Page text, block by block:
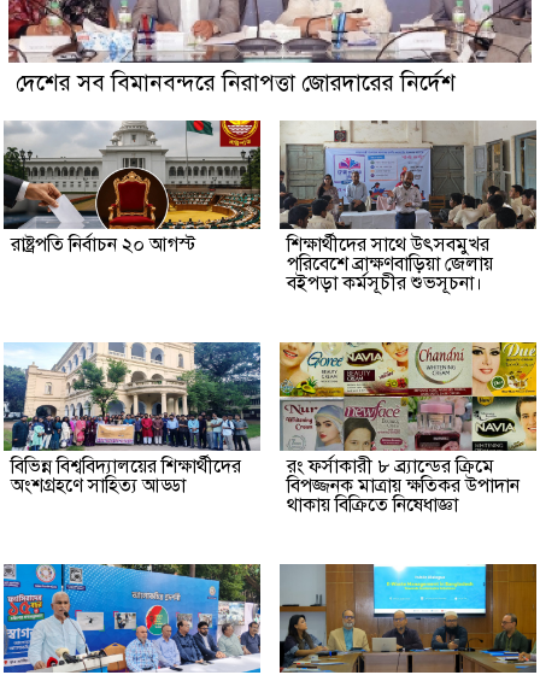
দেশের সব বিমানবন্দরে নিরাপত্তা জোরদারের নির্দেশ
রাষ্ট্রপতি নির্বাচন ২০ আগস্ট
শিক্ষার্থীদের সাথে উৎসবমুখর
পরিবেশে ব্রাক্ষণবাড়িয়া জেলায়
বইপড়া কর্মসূচীর শুভসূচনা।
বিভিন্ন বিশ্ববিদ্যালয়ের শিক্ষার্থীদের
অংশগ্রহণে সাহিত্য আড্ডা
রং ফর্সাকারী ৮ ব্র্যান্ডের ক্রিমে
বিপজ্জনক মাত্রায় ক্ষতিকর উপাদান
থাকায় বিক্রিতে নিষেধাজ্ঞা